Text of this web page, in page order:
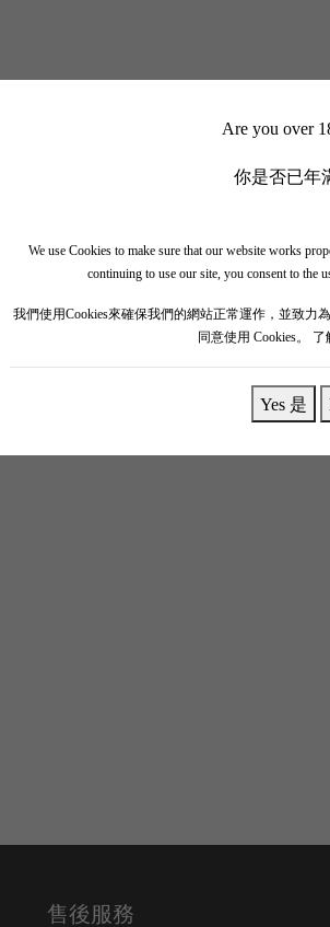
Are you over
你是否已年
We use Cookies to make sure that our website works
continuing to use our site, you consent to the
我們使用Cookies來確保我們的網站正常運作，並致力
同意使用 Cookies。 了
Yes 是
售後服務